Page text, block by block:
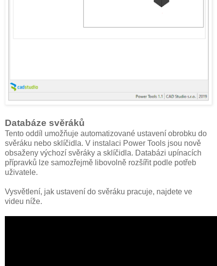
Databáze svěráků
Tento oddíl umožňuje automatizované ustavení obrobku do
svěráku nebo sklíčidla. V instalaci Power Tools jsou nově
obsaženy výchozí svěráky a sklíčidla. Databázi upínacích
přípravků lze samozřejmě libovolně rozšířit podle potřeb
uživatele.
Vysvětlení, jak ustavení do svěráku pracuje, najdete ve
videu níže.